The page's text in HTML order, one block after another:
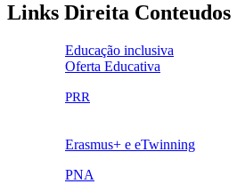
Links Direita Conteudos
ensinoinclusivo.png
Educação inclusiva
oferta_edu.png
Oferta Educativa
PRR
ue.png.png
Erasmus+ e eTwinning
PNA